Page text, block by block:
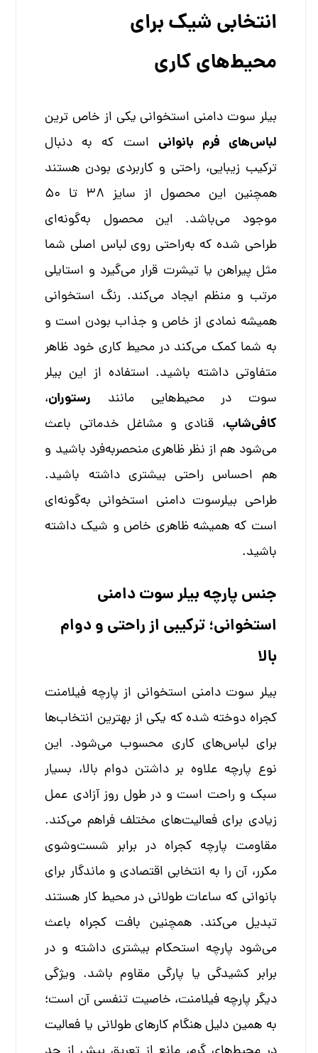
انتخابی شیک برای
محیط‌های کاری
بیلر سوت دامنی استخوانی یکی از خاص ترین
لباس‌های فرم بانوانی است که به دنبال
ترکیب زیبایی، راحتی و کاربردی بودن هستند
همچنین این محصول از سایز ۳۸ تا ۵۰
موجود می‌باشد. این محصول به‌گونه‌ای
طراحی شده که به‌راحتی روی لباس اصلی شما
مثل پیراهن یا تیشرت قرار می‌گیرد و استایلی
مرتب و منظم ایجاد می‌کند. رنگ استخوانی
همیشه نمادی از خاص و جذاب بودن است و
به شما کمک می‌کند در محیط کاری خود ظاهر
متفاوتی داشته باشید. استفاده از این بیلر
سوت در محیط‌هایی مانند رستوران،
کافی‌شاپ، قنادی و مشاغل خدماتی باعث
می‌شود هم از نظر ظاهری منحصربه‌فرد باشید و
هم احساس راحتی بیشتری داشته باشید.
طراحی بیلرسوت دامنی استخوانی به‌گونه‌ای
است که همیشه ظاهری خاص و شیک داشته
باشید.
جنس پارچه بیلر سوت دامنی
استخوانی؛ ترکیبی از راحتی و دوام
بالا
بیلر سوت دامنی استخوانی از پارچه فیلامنت
کجراه دوخته شده که یکی از بهترین انتخاب‌ها
برای لباس‌های کاری محسوب می‌شود. این
نوع پارچه علاوه بر داشتن دوام بالا، بسیار
سبک و راحت است و در طول روز آزادی عمل
زیادی برای فعالیت‌های مختلف فراهم می‌کند.
مقاومت پارچه کجراه در برابر شست‌وشوی
مکرر، آن را به انتخابی اقتصادی و ماندگار برای
بانوانی که ساعات طولانی در محیط کار هستند
تبدیل می‌کند. همچنین بافت کجراه باعث
می‌شود پارچه استحکام بیشتری داشته و در
برابر کشیدگی یا پارگی مقاوم باشد. ویژگی
دیگر پارچه فیلامنت، خاصیت تنفسی آن است؛
به همین دلیل هنگام کارهای طولانی یا فعالیت